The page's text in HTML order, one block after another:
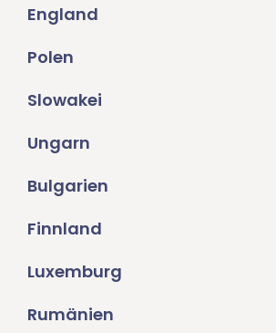
England
Polen
Slowakei
Ungarn
Bulgarien
Finnland
Luxemburg
Rumänien